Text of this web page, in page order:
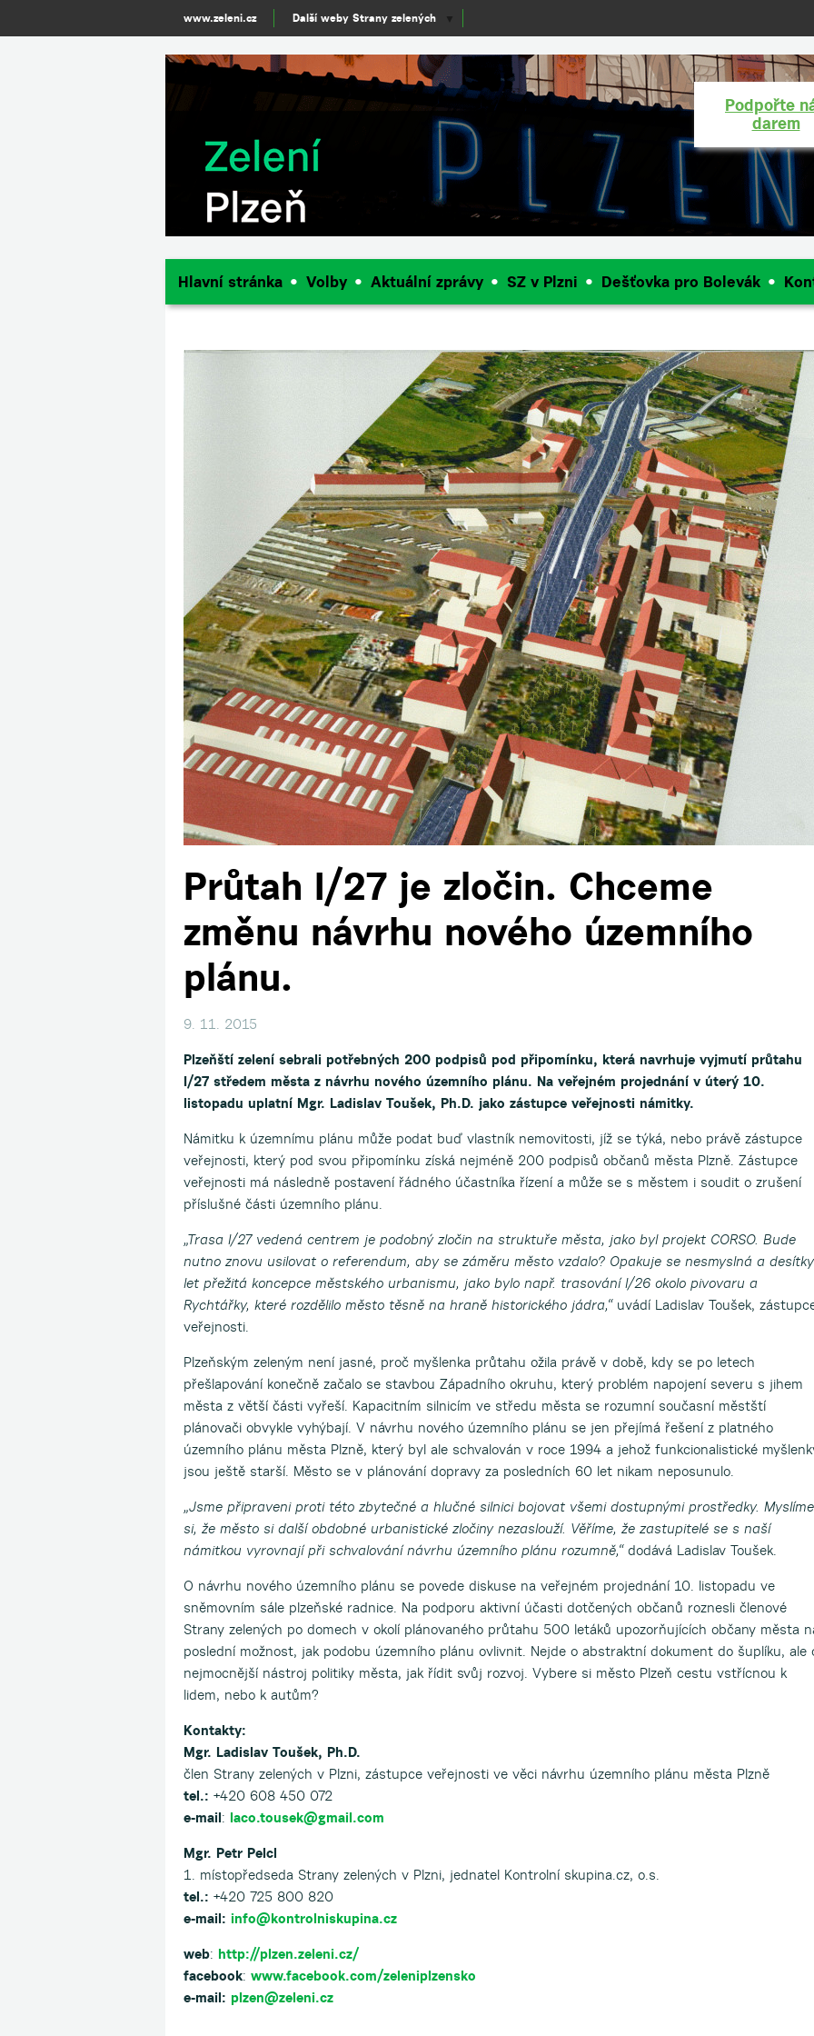
Podpořte
darem
Hlavní stránka Volby Aktuální zprávy SZ v Plzni Dešťovka pro Bolevák
Průtah I/27 je zločin. Chceme
změnu návrhu nového územního
plánu.
9. 11. 2015
Plzeňští zelení sebrali potřebných 200 podpisů pod připomínku, která navrhuje vyjmutí průtahu
I/27 středem města z návrhu nového územního plánu. Na veřejném projednání v úterý 10.
listopadu uplatní Mgr. Ladislav Toušek, Ph.D. jako zástupce veřejnosti námitky.
Námitku k územnímu plánu může podat buď vlastník nemovitosti, jíž se týká, nebo právě zástupce
veřejnosti, který pod svou připomínku získá nejméně 200 podpisů občanů města Plzně. Zástupce
veřejnosti má následně postavení řádného účastníka řízení a může se s městem i soudit o zrušení
příslušné části územního plánu.
„Trasa I/27 vedená centrem je podobný zločin na struktuře města, jako byl projekt CORSO. Bude
nutno znovu usilovat o referendum, aby se záměru město vzdalo? Opakuje se nesmyslná a desítky
let přežitá koncepce městského urbanismu, jako bylo např. trasování I/26 okolo pivovaru a
Rychtářky, které rozdělilo město těsně na hraně historického jádra,“uvádí Ladislav Toušek,
veřejnosti.
Plzeňským zeleným není jasné, proč myšlenka průtahu ožila právě v době, kdy se po letech
přešlapování konečně začalo se stavbou Západního okruhu, který problém napojení severu s jihem
města z větší části vyřeší. Kapacitním silnicím ve středu města se rozumní současní městští
plánovači obvykle vyhýbají. V návrhu nového územního plánu se jen přejímá řešení z platného
územního plánu města Plzně, který byl ale schvalován v roce 1994 a jehož funkcionalistické
jsou ještě starší. Město se v plánování dopravy za posledních 60 let nikam neposunulo.
„Jsme připraveni proti této zbytečné a hlučné silnici bojovat všemi dostupnými prostředky. Myslíme
si, že město si další obdobné urbanistické zločiny nezaslouží. Věříme, že zastupitelé se s naší
námitkou vyrovnají při schvalování návrhu územního plánu rozumně,“dodává Ladislav Toušek.
O návrhu nového územního plánu se povede diskuse na veřejném projednání 10. listopadu ve
sněmovním sále plzeňské radnice. Na podporu aktivní účasti dotčených občanů roznesli členové
Strany zelených po domech v okolí plánovaného průtahu 500 letáků upozorňujících občany města
poslední možnost, jak podobu územního plánu ovlivnit. Nejde o abstraktní dokument do šuplíku, ale
nejmocnější nástroj politiky města, jak řídit svůj rozvoj. Vybere si město Plzeň cestu vstřícnou k
lidem, nebo k autům?
Kontakty:
Mgr. Ladislav Toušek, Ph.D.
člen Strany zelených v Plzni, zástupce veřejnosti ve věci návrhu územního plánu města Plzně
tel.: +420 608 450 072
e-mail: laco.tousek@gmail.com
Mgr. Petr Pelcl
1. místopředseda Strany zelených v Plzni, jednatel Kontrolní skupina.cz, o.s.
tel.: +420 725 800 820
e-mail: info@kontrolniskupina.cz
web: http://plzen.zeleni.cz/
facebook: www.facebook.com/zeleniplzensko
e-mail: plzen@zeleni.cz
www.zeleni.cz Další weby Strany zelených ▼